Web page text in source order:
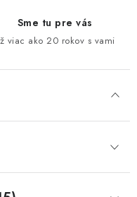
Sme tu pre vás
viac ako 20 rokov s vami